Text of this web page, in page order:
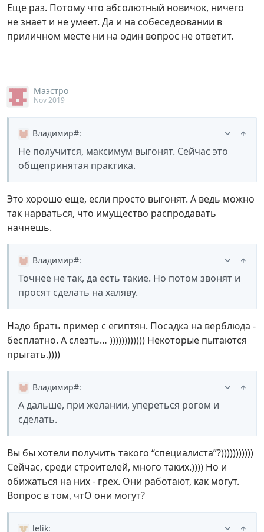
Еще раз. Потому что абсолютный новичок, ничего
не знает и не умеет. Да и на собеседеовании в
приличном месте ни на один вопрос не ответит.
Маэстро
Nov 2019
Владимир#:
Не получится, максимум выгонят. Сейчас это
общепринятая практика.
Это хорошо еще, если просто выгонят. А ведь можно
так нарваться, что имущество распродавать
начнешь.
Владимир#:
Точнее не так, да есть такие. Но потом звонят и
просят сделать на халяву.
Надо брать пример с египтян. Посадка на верблюда -
бесплатно. А слезть… )))))))))))) Некоторые пытаются
прыгать.))))
Владимир#:
А дальше, при желании, упереться рогом и
сделать.
Вы бы хотели получить такого “специалиста”?)))))))))))
Сейчас, среди строителей, много таких.)))) Но и
обижаться на них - грех. Они работают, как могут.
Вопрос в том, чтО они могут?
lelik: